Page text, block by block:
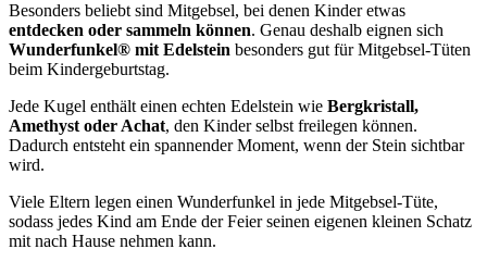
Besonders beliebt sind Mitgebsel, bei denen Kinder etwas
entdecken oder sammeln können. Genau deshalb eignen sich
Wunderfunkel® mit Edelstein besonders gut für Mitgebsel-Tüten
beim Kindergeburtstag.
Jede Kugel enthält einen echten Edelstein wie Bergkristall,
Amethyst oder Achat, den Kinder selbst freilegen können.
Dadurch entsteht ein spannender Moment, wenn der Stein sichtbar
wird.
Viele Eltern legen einen Wunderfunkel in jede Mitgebsel-Tüte,
sodass jedes Kind am Ende der Feier seinen eigenen kleinen Schatz
mit nach Hause nehmen kann.